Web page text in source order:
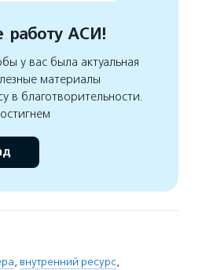
работу АСИ!
у вас была актуальная
материалы
в благотворительности.
, внутренний ресурс,